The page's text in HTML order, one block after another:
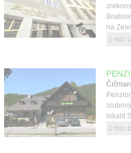
na
1 noc
lokalit
1 noc